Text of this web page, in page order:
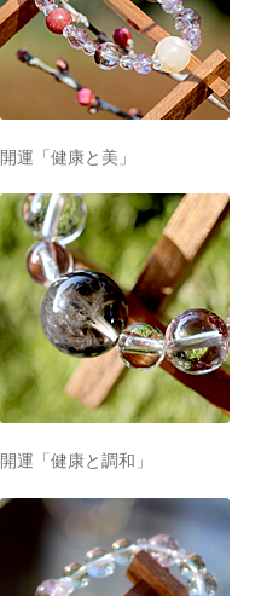
開運「健康と美」
開運「健康と調和」